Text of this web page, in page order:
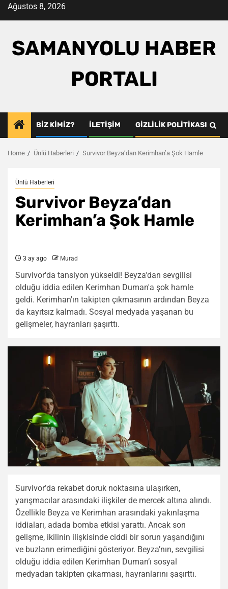
SkipAğustos 8, 2026
SAMANYOLU HABER
PORTALI
BIZ KIMIZ? İLETIŞIM GIZLILIK POLITIKASI
Home Ünlü Haberleri Survivor Beyza’dan Kerimhan’a Şok Hamle
Ünlü Haberleri
Survivor Beyza’dan
Kerimhan’a Şok Hamle
3 ay ago Murad
Survivor'da tansiyon yükseldi! Beyza'dan sevgilisi
olduğu iddia edilen Kerimhan Duman'a şok hamle
geldi. Kerimhan'ın takipten çıkmasının ardından Beyza
da kayıtsız kalmadı. Sosyal medyada yaşanan bu
gelişmeler, hayranları şaşırttı.
Survivor’da rekabet doruk noktasına ulaşırken,
yarışmacılar arasındaki ilişkiler de mercek altına alındı.
Özellikle Beyza ve Kerimhan arasındaki yakınlaşma
iddiaları, adada bomba etkisi yarattı. Ancak son
gelişme, ikilinin ilişkisinde ciddi bir sorun yaşandığını
ve buzların erimediğini gösteriyor. Beyza’nın, sevgilisi
olduğu iddia edilen Kerimhan Duman’ı sosyal
medyadan takipten çıkarması, hayranlarını şaşırttı.